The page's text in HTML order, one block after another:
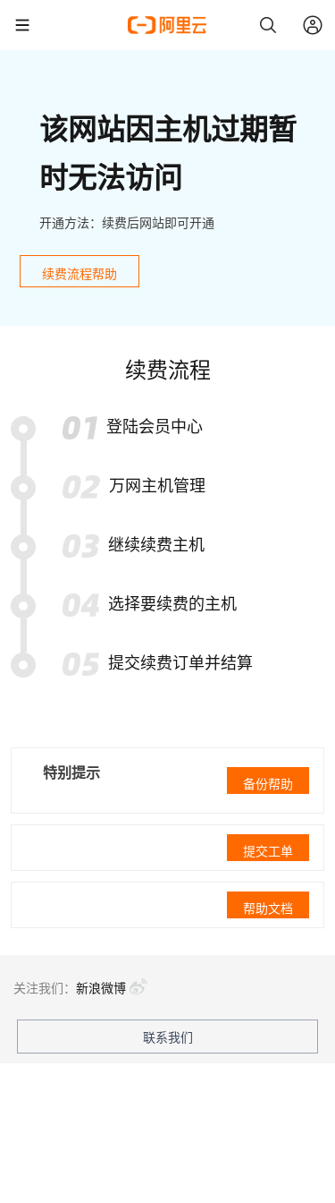
该网站因主机过期暂
时无法访问
开通方法：续费后网站即可开通
续费流程帮助
续费流程
登陆会员中心
万网主机管理
继续续费主机
选择要续费的主机
提交续费订单并结算
特别提示
备份帮助
提交工单
帮助文档